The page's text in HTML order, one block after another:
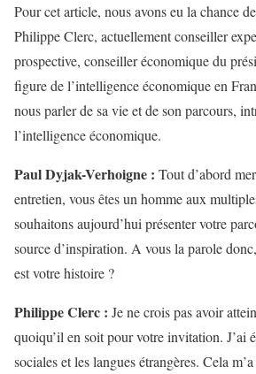
Pour cet article, nous avons eu la chance
Philippe Clerc, actuellement conseiller
prospective, conseiller économique du
figure de l’intelligence économique en
nous parler de sa vie et de son parcours,
l’intelligence économique.
Paul Dyjak-Verhoigne : Tout d’abord
entretien, vous êtes un homme aux
souhaitons aujourd’hui présenter votre
source d’inspiration. A vous la parole
est votre histoire ?
Philippe Clerc : Je ne crois pas avoir
quoiqu’il en soit pour votre invitation. J’ai
sociales et les langues étrangères. Cela